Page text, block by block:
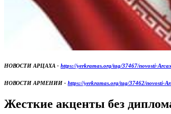
НОВОСТИ АРЦАХА - https://yerkramas.org/tag/37467/novosti-
НОВОСТИ АРМЕНИИ - https://yerkramas.org/tag/37462/novosti-
Жесткие акценты без